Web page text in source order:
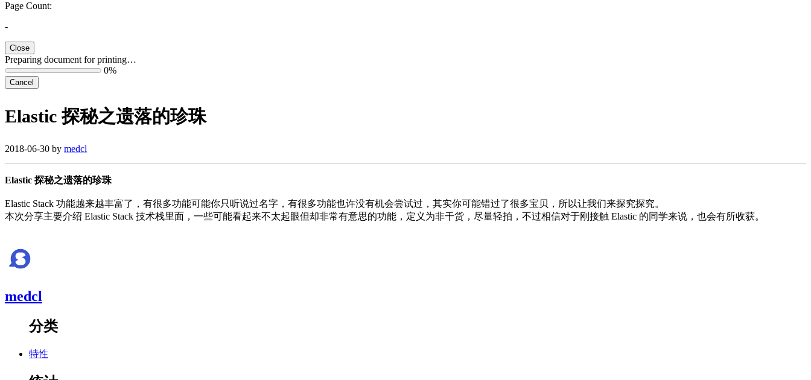
Page Count:
-
Close
Preparing document for printing…
0%
Cancel
Elastic 探秘之遗落的珍珠
2018-06-30 by medcl
Elastic 探秘之遗落的珍珠
Elastic Stack 功能越来越丰富了，有很多功能可能你只听说过名字，有很多功能也许没有机会尝试过，其实你可能错过了很多宝贝，所以让我们来探究探究。
本次分享主要介绍 Elastic Stack 技术栈里面，一些可能看起来不太起眼但却非常有意思的功能，定义为非干货，尽量轻拍，不过相信对于刚接触 Elastic 的同学来说，也会有所收获。
medcl
分类
特性